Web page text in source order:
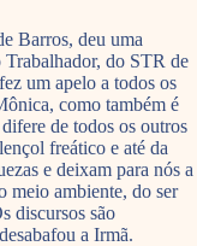
Barros, deu uma
Trabalhador, do STR de
um apelo a todos os
como também é
de todos os outros
freático e até da
e deixam para nós a
meio ambiente, do ser
discursos são
a Irmã.